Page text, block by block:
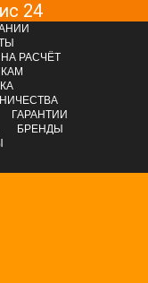
24
РАСЧЁТ
ГАРАНТИИ
БРЕНДЫ
анкерами